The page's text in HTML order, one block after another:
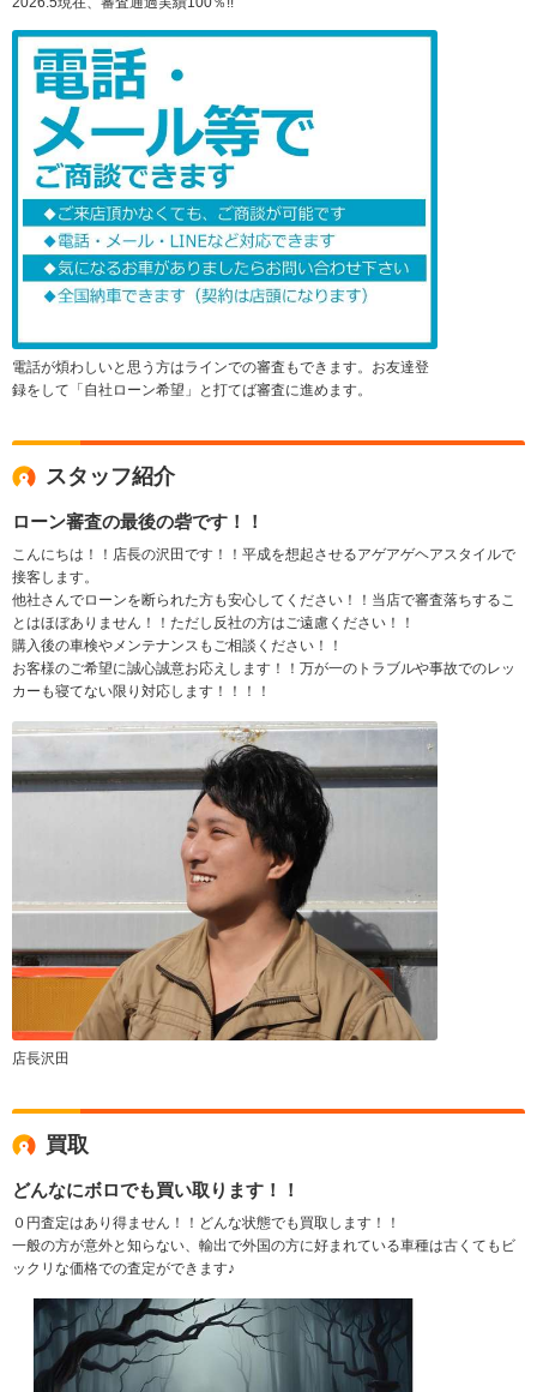
電話が煩わしいと思う方はラインでの審査もできます。お友達登
録をして「自社ローン希望」と打てば審査に進めます。
スタッフ紹介
ローン審査の最後の砦です！！
こんにちは！！店長の沢田です！！平成を想起させるアゲアゲヘアスタイルで
接客します。
他社さんでローンを断られた方も安心してください！！当店で審査落ちするこ
とはほぼありません！！ただし反社の方はご遠慮ください！！
購入後の車検やメンテナンスもご相談ください！！
お客様のご希望に誠心誠意お応えします！！万が一のトラブルや事故でのレッ
カーも寝てない限り対応します！！！！
店長沢田
買取
どんなにボロでも買い取ります！！
０円査定はあり得ません！！どんな状態でも買取します！！
一般の方が意外と知らない、輸出で外国の方に好まれている車種は古くてもビ
ックリな価格での査定ができます♪